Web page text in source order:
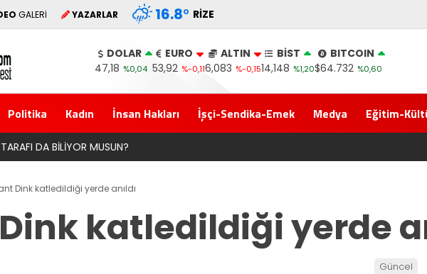
GALERİ YAZARLAR 16.8° RIZE
DOLAR
47,18 %0,04
EURO
53,92 %-0,11
ALTIN
6,083 %-0,15
BİST
14,148 %1,20
BITCOIN
$64.732 %0,60
Politika Kadın İnsan Hakları İşçi-Sendika-Emek Medya Eğitim-
Yeni Parti İktidar Yolculuğuna Erdoğan’ın Memleketi Rize’den Başladı
Dink katledildiği yerde anıldı
katledildiği yerde
Güncel